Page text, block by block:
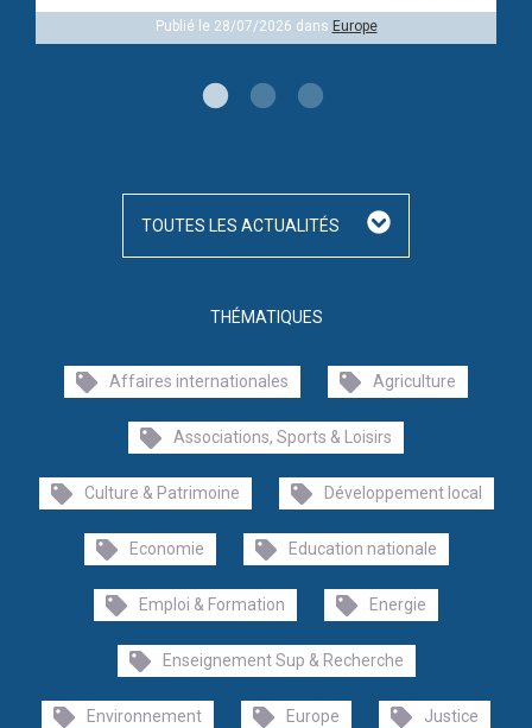
Publié le 28/07/2026 dans Europe
THÉMATIQUES
Affaires internationales Agriculture
Associations, Sports & Loisirs
Culture & Patrimoine Développement local
Economie Education nationale
Emploi & Formation Energie
Enseignement Sup & Recherche
Environnement Europe Justice
TOUTES LES ACTUALITÉS